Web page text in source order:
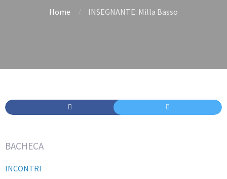
Home INSEGNANTE: Milla Basso
BACHECA
INCONTRI